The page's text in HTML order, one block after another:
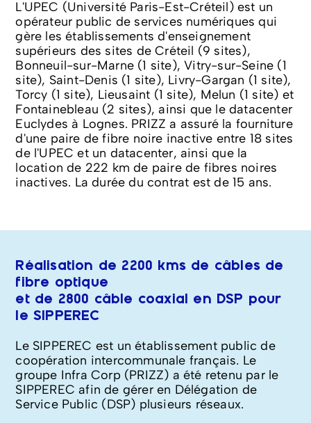
L'UPEC (Université Paris-Est-Créteil) est un
opérateur public de services numériques qui
gère les établissements d'enseignement
supérieurs des sites de Créteil (9 sites),
Bonneuil-sur-Marne (1 site), Vitry-sur-Seine (1
site), Saint-Denis (1 site), Livry-Gargan (1 site),
Torcy (1 site), Lieusaint (1 site), Melun (1 site) et
Fontainebleau (2 sites), ainsi que le datacenter
Euclydes à Lognes. PRIZZ a assuré la fourniture
d'une paire de fibre noire inactive entre 18 sites
de l'UPEC et un datacenter, ainsi que la
location de 222 km de paire de fibres noires
inactives. La durée du contrat est de 15 ans.
Réalisation de 2200 kms de câbles de
fibre optique
et de 2800 câble coaxial en DSP pour
le SIPPEREC
Le SIPPEREC est un établissement public de
coopération intercommunale français. Le
groupe Infra Corp (PRIZZ) a été retenu par le
SIPPEREC afin de gérer en Délégation de
Service Public (DSP) plusieurs réseaux.